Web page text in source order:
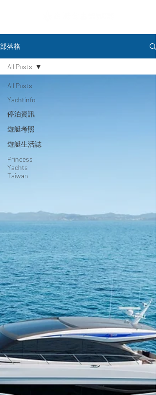
部落格
All Posts
Yachtinfo
停泊資訊
遊艇考照
遊艇生活誌
Princess
Yachts
Taiwan
All Posts